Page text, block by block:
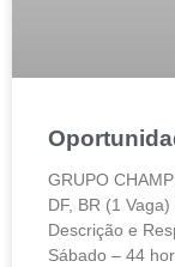
GRUPO
DF, BR (1
Descrição e
Sábado – 44